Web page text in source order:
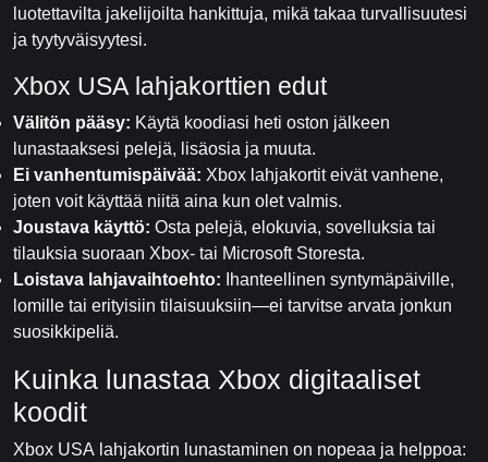
luotettavilta jakelijoilta hankittuja, mikä takaa turvallisuutesi
ja tyytyväisyytesi.
Xbox USA lahjakorttien edut
Välitön pääsy: Käytä koodiasi heti oston jälkeen
lunastaaksesi pelejä, lisäosia ja muuta.
Ei vanhentumispäivää: Xbox lahjakortit eivät vanhene,
joten voit käyttää niitä aina kun olet valmis.
Joustava käyttö: Osta pelejä, elokuvia, sovelluksia tai
tilauksia suoraan Xbox- tai Microsoft Storesta.
Loistava lahjavaihtoehto: Ihanteellinen syntymäpäiville,
lomille tai erityisiin tilaisuuksiin—ei tarvitse arvata jonkun
suosikkipeliä.
Kuinka lunastaa Xbox digitaaliset
koodit
Xbox USA lahjakortin lunastaminen on nopeaa ja helppoa: